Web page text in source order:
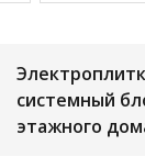
системный
этажного